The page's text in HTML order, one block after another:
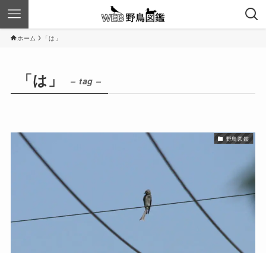
ホーム 「は」
「は」 – tag –
野鳥図鑑